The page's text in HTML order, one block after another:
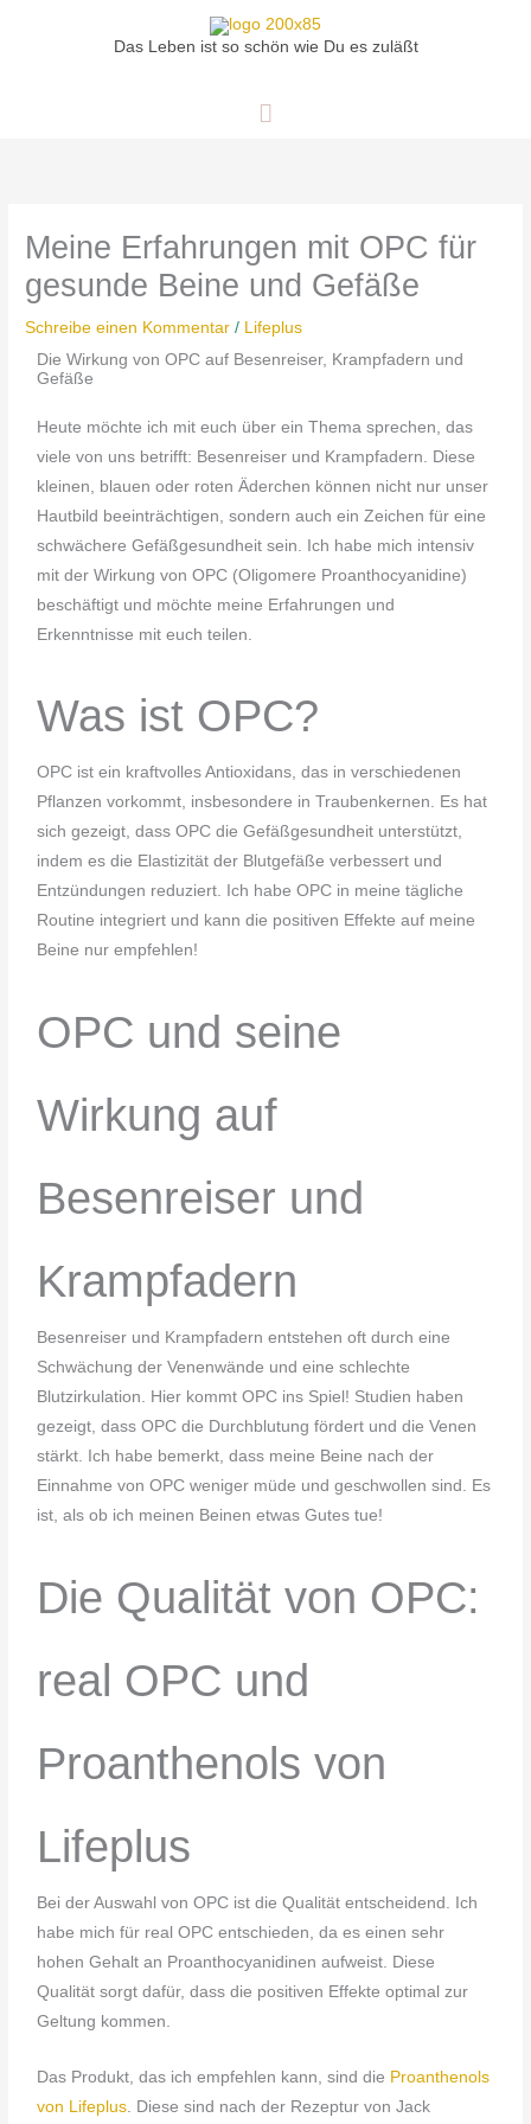
Das Leben ist so schön wie Du es zuläßt
Hauptmenü
Meine Erfahrungen mit OPC für
gesunde Beine und Gefäße
Schreibe einen Kommentar / Lifeplus
Die Wirkung von OPC auf Besenreiser, Krampfadern und
Gefäße
Heute möchte ich mit euch über ein Thema sprechen, das
viele von uns betrifft: Besenreiser und Krampfadern. Diese
kleinen, blauen oder roten Äderchen können nicht nur unser
Hautbild beeinträchtigen, sondern auch ein Zeichen für eine
schwächere Gefäßgesundheit sein. Ich habe mich intensiv
mit der Wirkung von OPC (Oligomere Proanthocyanidine)
beschäftigt und möchte meine Erfahrungen und
Erkenntnisse mit euch teilen.
Was ist OPC?
OPC ist ein kraftvolles Antioxidans, das in verschiedenen
Pflanzen vorkommt, insbesondere in Traubenkernen. Es hat
sich gezeigt, dass OPC die Gefäßgesundheit unterstützt,
indem es die Elastizität der Blutgefäße verbessert und
Entzündungen reduziert. Ich habe OPC in meine tägliche
Routine integriert und kann die positiven Effekte auf meine
Beine nur empfehlen!
OPC und seine
Wirkung auf
Besenreiser und
Krampfadern
Besenreiser und Krampfadern entstehen oft durch eine
Schwächung der Venenwände und eine schlechte
Blutzirkulation. Hier kommt OPC ins Spiel! Studien haben
gezeigt, dass OPC die Durchblutung fördert und die Venen
stärkt. Ich habe bemerkt, dass meine Beine nach der
Einnahme von OPC weniger müde und geschwollen sind. Es
ist, als ob ich meinen Beinen etwas Gutes tue!
Die Qualität von OPC:
real OPC und
Proanthenols von
Lifeplus
Bei der Auswahl von OPC ist die Qualität entscheidend. Ich
habe mich für real OPC entschieden, da es einen sehr
hohen Gehalt an Proanthocyanidinen aufweist. Diese
Qualität sorgt dafür, dass die positiven Effekte optimal zur
Geltung kommen.
Das Produkt, das ich empfehlen kann, sind die Proanthenols
von Lifeplus. Diese sind nach der Rezeptur von Jack